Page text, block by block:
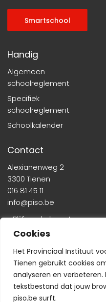
Cookies
Het Provinciaal Instituut
Tienen gebruikt cookies
analyseren en verbeteren.
tekstbestand dat jouw
piso.be surft.
Smartschool
Handig
Algemeen
schoolreglement
Specifiek
schoolreglement
Schoolkalender
Contact
Alexianenweg 2
3300 Tienen
016 81 45 11
info@piso.be
» Blijf op de hoogte
Veelgestelde vragen